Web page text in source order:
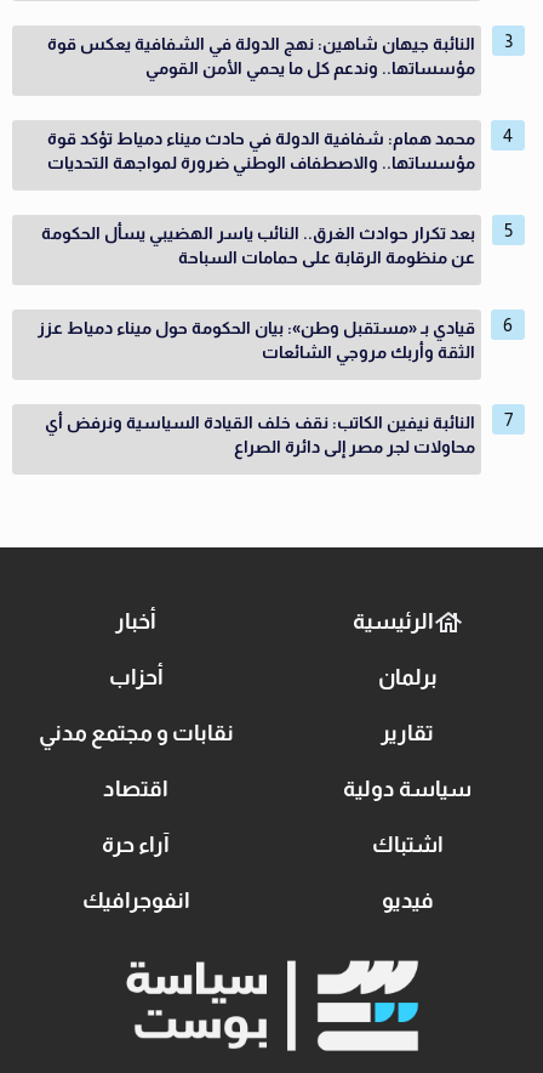
النائبة جيهان شاهين: نهج الدولة في الشفافية يعكس قوة
مؤسساتها.. وندعم كل ما يحمي الأمن القومي
محمد همام: شفافية الدولة في حادث ميناء دمياط تؤكد قوة
مؤسساتها.. والاصطفاف الوطني ضرورة لمواجهة التحديات
بعد تكرار حوادث الغرق.. النائب ياسر الهضيبي يسأل الحكومة
عن منظومة الرقابة على حمامات السباحة
قيادي بـ «مستقبل وطن»: بيان الحكومة حول ميناء دمياط عزز
الثقة وأربك مروجي الشائعات
النائبة نيفين الكاتب: نقف خلف القيادة السياسية ونرفض أي
محاولات لجر مصر إلى دائرة الصراع
الرئيسية أخبار
برلمان أحزاب
تقارير نقابات و مجتمع مدني
سياسة دولية اقتصاد
اشتباك آراء حرة
فيديو انفوجرافيك